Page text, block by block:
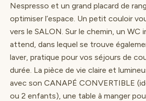
Nespresso et un grand placard de
optimiser l’espace. Un petit couloir
vers le SALON. Sur le chemin, un WC
attend, dans lequel se trouve
laver, pratique pour vos séjours de
durée. La pièce de vie claire et
avec son CANAPÉ CONVERTIBLE
ou 2 enfants), une table à manger